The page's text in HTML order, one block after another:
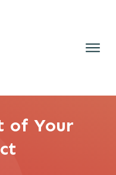
of Your